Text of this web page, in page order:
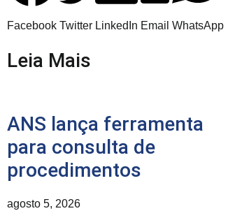
Facebook Twitter LinkedIn Email WhatsApp
Leia Mais
ANS lança ferramenta
para consulta de
procedimentos
agosto 5, 2026